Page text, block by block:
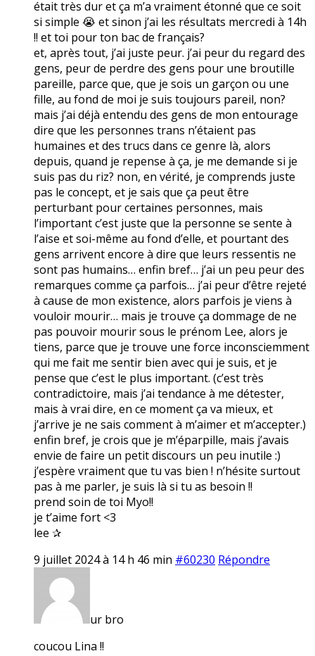
était très dur et ça m’a vraiment étonné que ce soit
si simple 😭 et sinon j’ai les résultats mercredi à 14h
!! et toi pour ton bac de français?
et, après tout, j’ai juste peur. j’ai peur du regard des
gens, peur de perdre des gens pour une broutille
pareille, parce que, que je sois un garçon ou une
fille, au fond de moi je suis toujours pareil, non?
mais j’ai déjà entendu des gens de mon entourage
dire que les personnes trans n’étaient pas
humaines et des trucs dans ce genre là, alors
depuis, quand je repense à ça, je me demande si je
suis pas du riz? non, en vérité, je comprends juste
pas le concept, et je sais que ça peut être
perturbant pour certaines personnes, mais
l’important c’est juste que la personne se sente à
l’aise et soi-même au fond d’elle, et pourtant des
gens arrivent encore à dire que leurs ressentis ne
sont pas humains… enfin bref… j’ai un peu peur des
remarques comme ça parfois… j’ai peur d’être rejeté
à cause de mon existence, alors parfois je viens à
vouloir mourir… mais je trouve ça dommage de ne
pas pouvoir mourir sous le prénom Lee, alors je
tiens, parce que je trouve une force inconsciemment
qui me fait me sentir bien avec qui je suis, et je
pense que c’est le plus important. (c’est très
contradictoire, mais j’ai tendance à me détester,
mais à vrai dire, en ce moment ça va mieux, et
j’arrive je ne sais comment à m’aimer et m’accepter.)
enfin bref, je crois que je m’éparpille, mais j’avais
envie de faire un petit discours un peu inutile :)
j’espère vraiment que tu vas bien ! n’hésite surtout
pas à me parler, je suis là si tu as besoin !!
prend soin de toi Myo!!
je t’aime fort <3
lee ✰
9 juillet 2024 à 14 h 46 min #60230 Répondre
ur bro
coucou Lina !!